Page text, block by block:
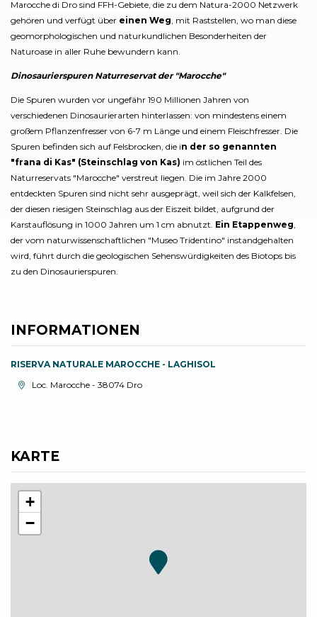
Marocche di Dro sind FFH-Gebiete, die zu dem Natura-2000 Netzwerk
gehören und verfügt über einen Weg , mit Raststellen, wo man diese
geomorphologischen und naturkundlichen Besonderheiten der
Naturoase in aller Ruhe bewundern kann.
Dinosaurierspuren Naturreservatder "Marocche"
Die Spuren wurden vor ungefähr 190 Millionen Jahren von
verschiedenen Dinosaurierarten hinterlassen: von mindestens einem
großem Pflanzenfresser von 6-7 m Länge und einem Fleischfresser. Die
Spuren befinden sich auf Felsbrocken, die in der so genannten
"frana di Kas" (Steinschlag von Kas) im östlichen Teil des
Naturreservats "Marocche" verstreut liegen. Die im Jahre 2000
entdeckten Spuren sind nicht sehr ausgeprägt, weil sich der Kalkfelsen,
der diesen riesigen Steinschlag aus der Eiszeit bildet, aufgrund der
Karstauflösung in 1000 Jahren um 1 cm abnutzt. Ein Etappenweg
der vom naturwissenschaftlichen "Museo Tridentino" instandgehalten
wird, führt durch die geologischen Sehenswürdigkeiten des Biotops bis
zu den Dinosaurierspuren.
INFORMATIONEN
RISERVA NATURALE MAROCCHE - LAGHISOL
aria.location:
Loc. Marocche - 38074 Dro
KARTE
+
−